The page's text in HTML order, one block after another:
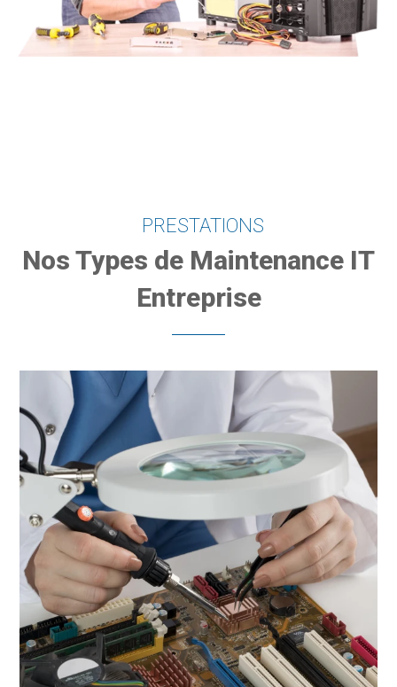
PRESTATIONS
Nos Types de Maintenance IT
Entreprise